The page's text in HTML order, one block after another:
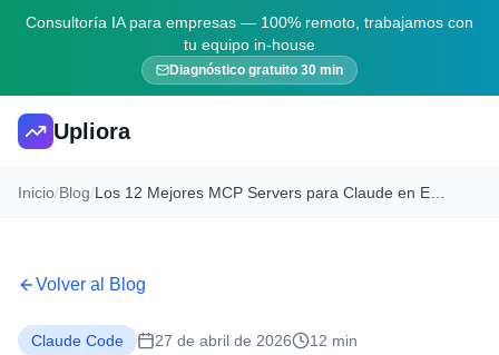
Consultoría IA para empresas — 100% remoto, trabajamos con
tu equipo in-house
Diagnóstico gratuito 30 min
Upliora
Inicio/Blog/
Volver al Blog
Claude Code 27 de abril de 2026 12 min